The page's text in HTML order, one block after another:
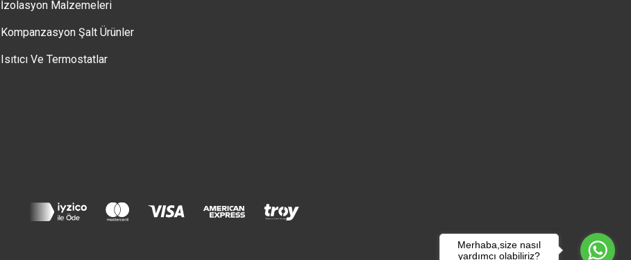
İzolasyon Malzemeleri
Kompanzasyon Şalt Ürünler
Isıtıcı Ve Termostatlar
Merhaba,size nasıl
yardımcı olabiliriz?